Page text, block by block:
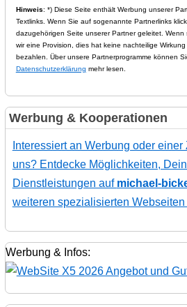
Hinweis: *) Diese Seite enthält Werbung unserer
Textlinks. Wenn Sie auf sogenannte Partnerlinks
dazugehörigen Seite unserer Partner geleitet.
wir eine Provision, dies hat keine nachteilige
bezahlen. Über unsere Partnerprogramme können
Datenschutzerklärung mehr lesen.
Werbung & Kooperationen
Interessiert an Werbung oder
uns? Entdecke Möglichkeiten,
Dienstleistungen auf michael-
weiteren spezialisierten
Werbung & Infos: